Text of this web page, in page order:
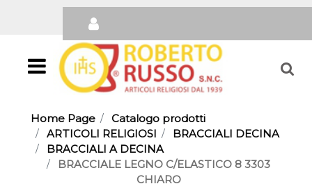
Open
Home Page
Catalogo prodotti
ARTICOLI RELIGIOSI
BRACCIALI DECINA
BRACCIALI A DECINA
BRACCIALE LEGNO C/ELASTICO 8 3303
CHIARO